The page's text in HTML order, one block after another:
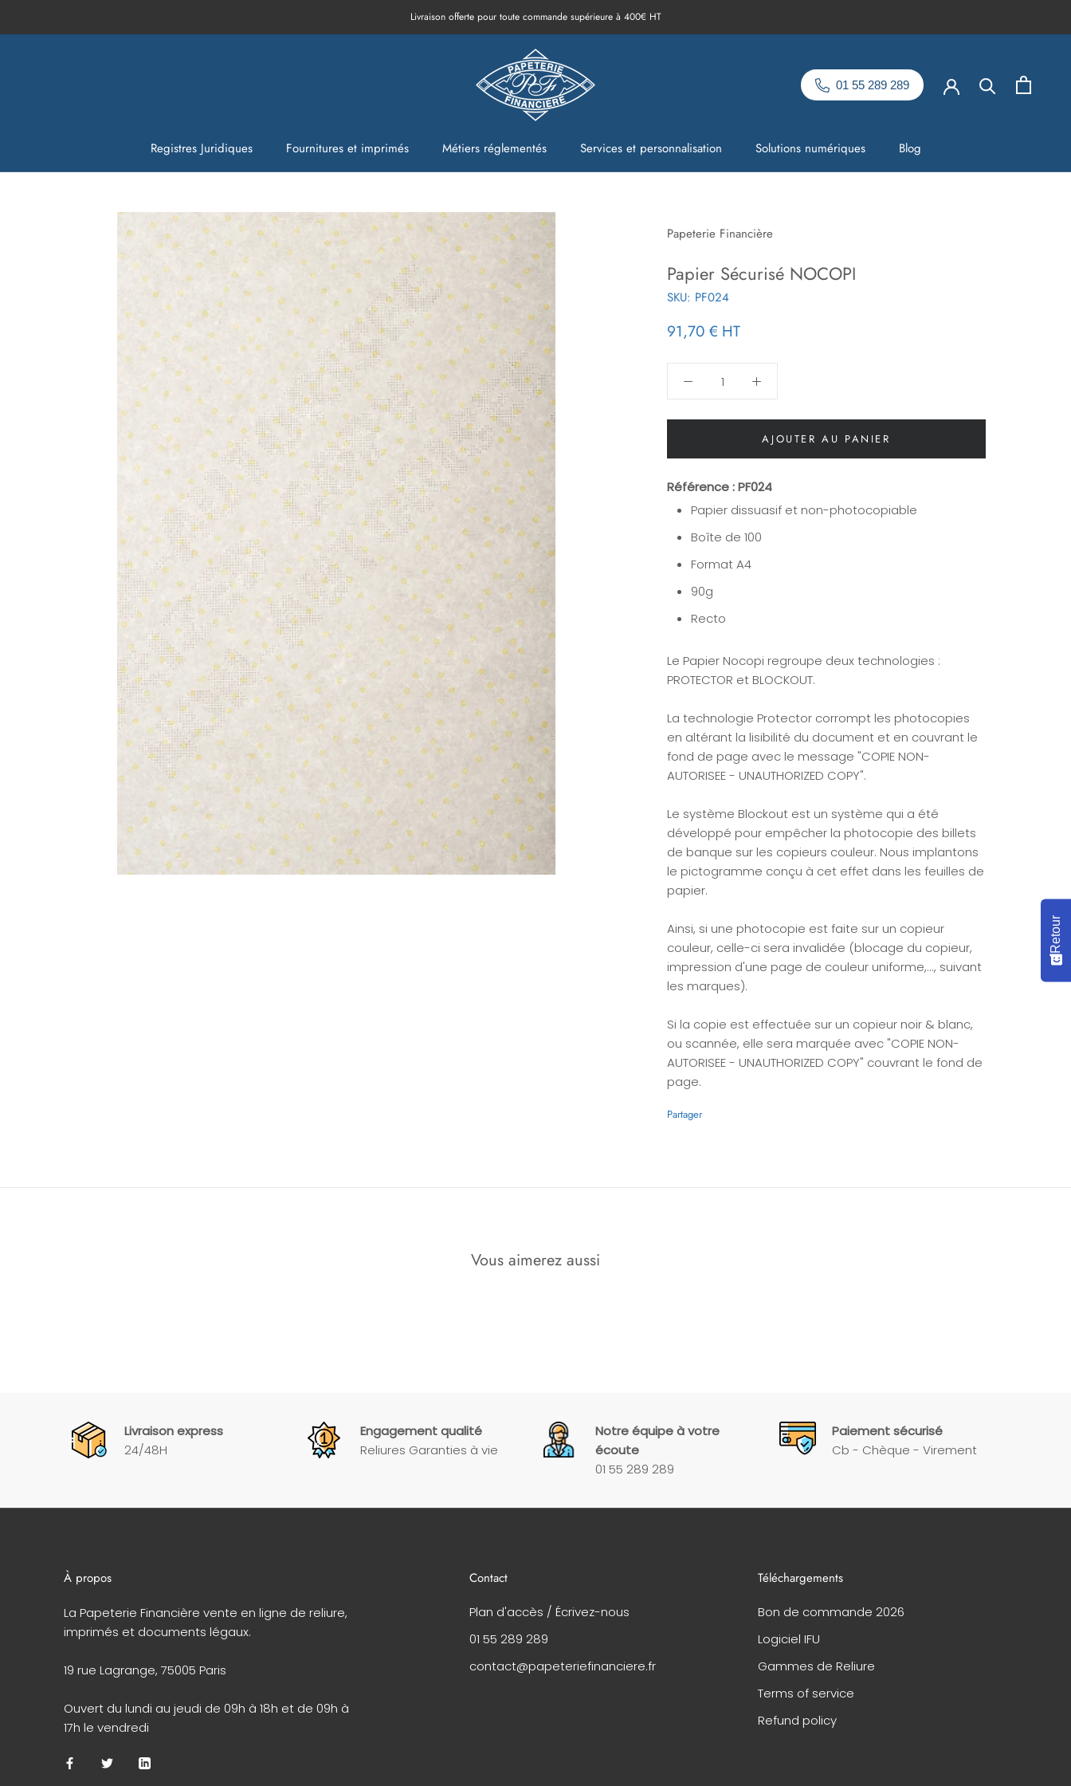
Livraison offerte pour toute commande supérieure à 400€ HT
Registres Juridiques
Fournitures et imprimés
Métiers réglementés
Services et personnalisation
Solutions numériques
Blog
01 55 289 289
Papeterie Financière
Papier Sécurisé NOCOPI
SKU: PF024
91,70 € HT
AJOUTER AU PANIER
Référence : PF024
Papier dissuasif et non-photocopiable
Boîte de 100
Format A4
90g
Recto
Le Papier Nocopi regroupe deux technologies :
PROTECTOR et BLOCKOUT.
La technologie Protector corrompt les photocopies
en altérant la lisibilité du document et en couvrant le
fond de page avec le message "COPIE NON-
AUTORISEE - UNAUTHORIZED COPY".
Le système Blockout est un système qui a été
développé pour empêcher la photocopie des billets
de banque sur les copieurs couleur. Nous implantons
le pictogramme conçu à cet effet dans les feuilles de
papier.
Ainsi, si une photocopie est faite sur un copieur
couleur, celle-ci sera invalidée (blocage du copieur,
impression d'une page de couleur uniforme,..., suivant
les marques).
Si la copie est effectuée sur un copieur noir & blanc,
ou scannée, elle sera marquée avec "COPIE NON-
AUTORISEE - UNAUTHORIZED COPY" couvrant le fond de
page.
Partager
Vous aimerez aussi
Livraison express
24/48H
Engagement qualité
Reliures Garanties à vie
Notre équipe à votre
écoute
01 55 289 289
Paiement sécurisé
Cb - Chèque - Virement
À propos
La Papeterie Financière vente en ligne de reliure,
imprimés et documents légaux.
19 rue Lagrange, 75005 Paris
Ouvert du lundi au jeudi de 09h à 18h et de 09h à
17h le vendredi
Contact
Plan d'accès / Écrivez-nous
01 55 289 289
contact@papeteriefinanciere.fr
Téléchargements
Bon de commande 2026
Logiciel IFU
Gammes de Reliure
Terms of service
Refund policy
Retour